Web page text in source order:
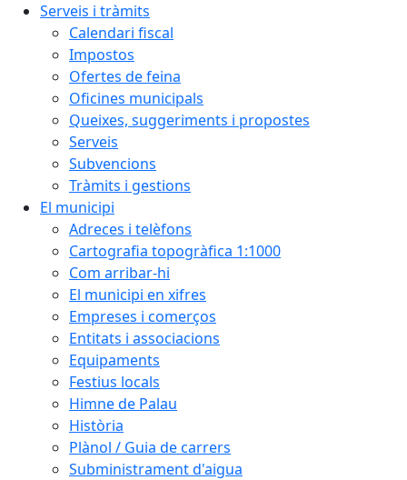
Serveis i tràmits
Calendari fiscal
Impostos
Ofertes de feina
Oficines municipals
Queixes, suggeriments i propostes
Serveis
Subvencions
Tràmits i gestions
El municipi
Adreces i telèfons
Cartografia topogràfica 1:1000
Com arribar-hi
El municipi en xifres
Empreses i comerços
Entitats i associacions
Equipaments
Festius locals
Himne de Palau
Història
Plànol / Guia de carrers
Subministrament d'aigua